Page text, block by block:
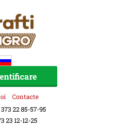
Contacte
22 85-57-95
23 12-12-25